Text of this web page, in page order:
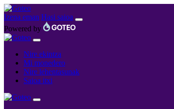
Izena eman Hasi saioa
Powered by
Nire ekintza
Mi monedero
Nire lehentasunak
Saioa itxi